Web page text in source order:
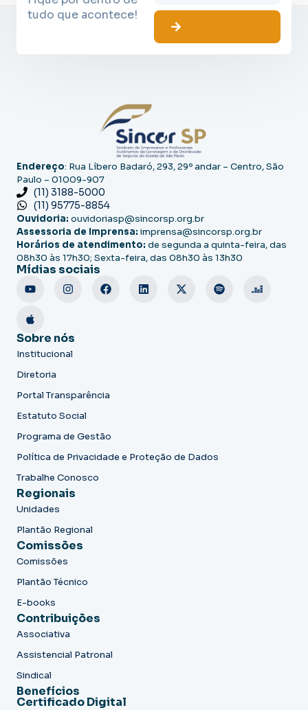
tudo que acontece!
Endereço: Rua Líbero Badaró, 293, 29º andar – Centro, São
Paulo – 01009-907
(11) 3188-5000
(11) 95775-8854
Ouvidoria: ouvidoriasp@sincorsp.org.br
Assessoria de Imprensa: imprensa@sincorsp.org.br
Horários de atendimento: de segunda a quinta-feira, das
08h30 às 17h30; Sexta-feira, das 08h30 às 13h30
Mídias sociais
Sobre nós
Institucional
Diretoria
Portal Transparência
Estatuto Social
Programa de Gestão
Política de Privacidade e Proteção de Dados
Trabalhe Conosco
Regionais
Unidades
Plantão Regional
Comissões
Comissões
Plantão Técnico
E-books
Contribuições
Associativa
Assistencial Patronal
Sindical
Benefícios
Certificado Digital